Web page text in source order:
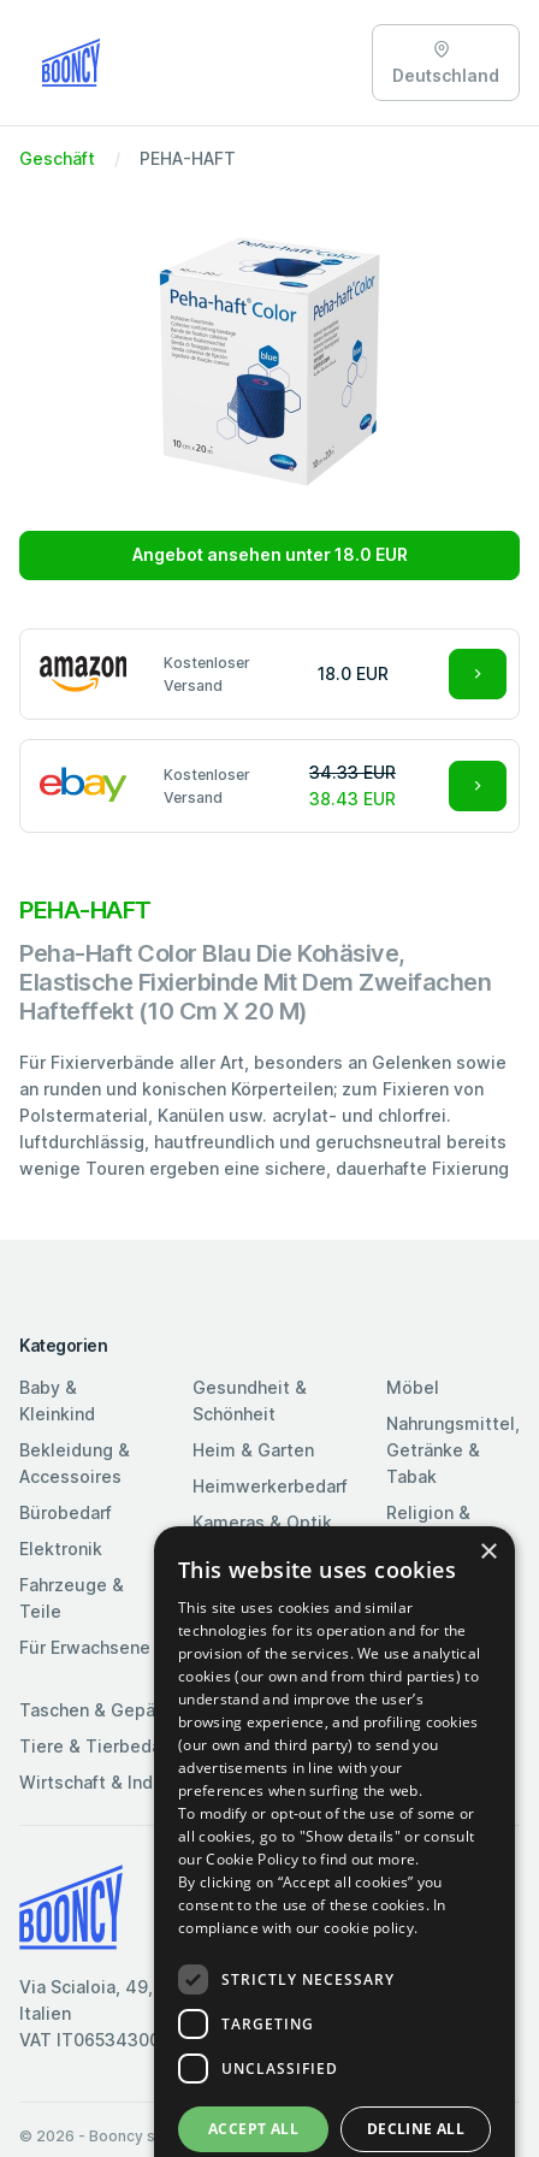
Deutschland
Geschäft PEHA-HAFT
Angebot ansehen unter 18.0 EUR
Kostenloser
Versand
18.0 EUR
Kostenloser
Versand
34.33 EUR
38.43 EUR
PEHA-HAFT
Peha-Haft Color Blau Die Kohäsive,
Elastische Fixierbinde Mit Dem Zweifachen
Hafteffekt (10 Cm X 20 M)
Für Fixierverbände aller Art, besonders an Gelenken sowie
an runden und konischen Körperteilen; zum Fixieren von
Polstermaterial, Kanülen usw. acrylat- und chlorfrei.
luftdurchlässig, hautfreundlich und geruchsneutral bereits
wenige Touren ergeben eine sichere, dauerhafte Fixierung
Kategorien
Baby &
Kleinkind
Bekleidung &
Accessoires
Bürobedarf
Elektronik
Fahrzeuge &
Teile
Für Erwachsene
Gesundheit &
Schönheit
Heim & Garten
Heimwerkerbedarf
Kameras & Optik
Kunst &
Unterhaltung
Medien
Möbel
Nahrungsmittel,
Getränke &
Tabak
Religion &
Feierlichkeiten
Software
Spielzeuge &
Spiele
Sportartikel
Taschen & Gepäck
Tiere & Tierbedarf
Wirtschaft & Industrie
Via Scialoia, 49, Florenz,
Italien
VAT IT06534300485
Bedingungen & Konditionen
Cookie-Richtlinie
Datenschutzrichtlinie
© 2026 - Booncy srl - VAT IT06534300485
×
This website uses cookies
This site uses cookies and similar
technologies for its operation and for the
provision of the services. We use analytical
cookies (our own and from third parties) to
understand and improve the user’s
browsing experience, and profiling cookies
(our own and third party) to send you
advertisements in line with your
preferences when surfing the web.
To modify or opt-out of the use of some or
all cookies, go to "Show details" or consult
our Cookie Policy to find out more.
By clicking on “Accept all cookies” you
consent to the use of these cookies. In
compliance with our cookie policy.
STRICTLY NECESSARY
TARGETING
UNCLASSIFIED
ACCEPT ALL DECLINE ALL